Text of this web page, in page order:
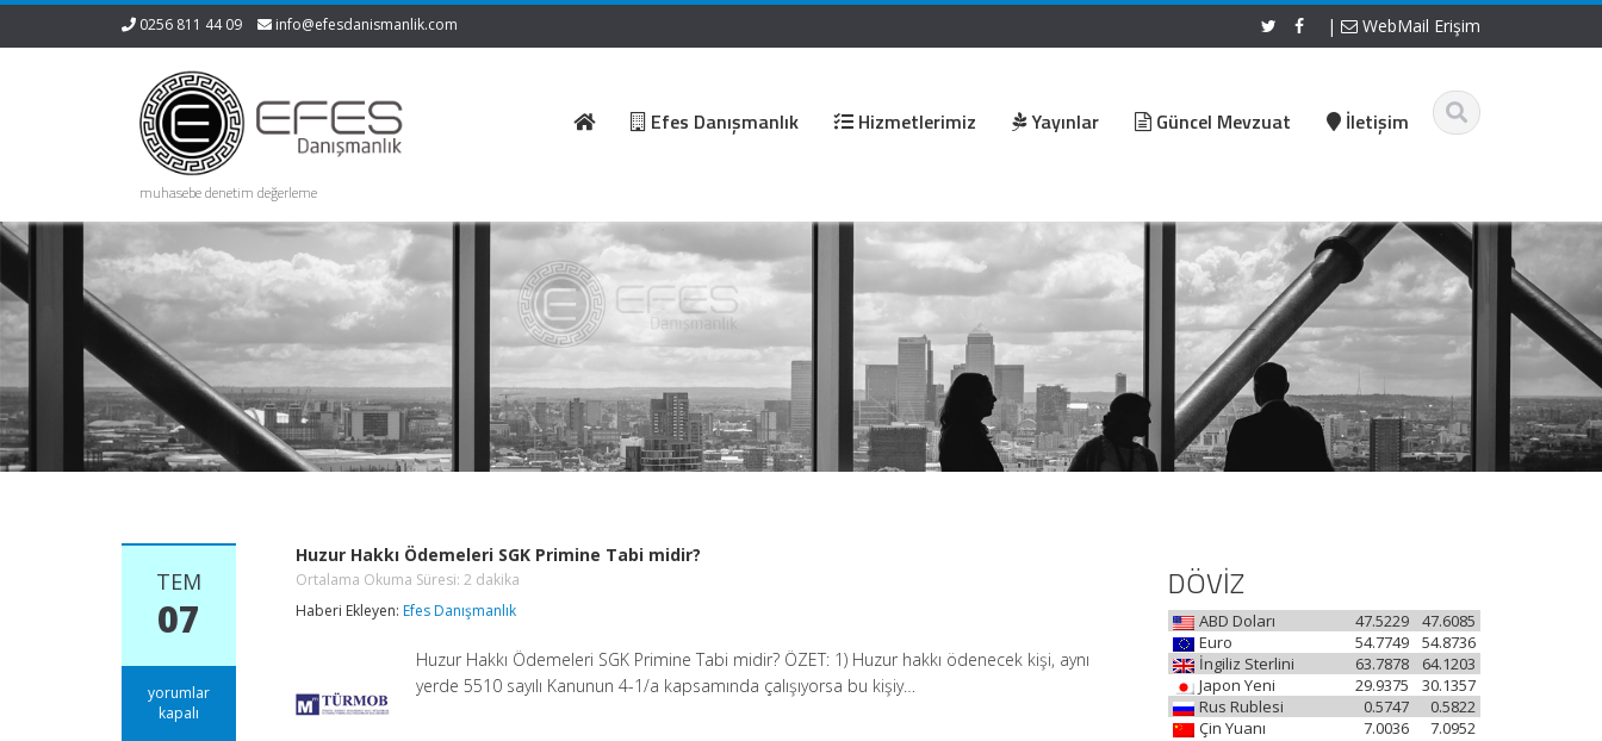
0256 811 44 09 info@efesdanismanlik.com | WebMail Erişim
muhasebe denetim değerleme
Efes Danışmanlık Hizmetlerimiz Yayınlar Güncel Mevzuat İletişim
TEM
07
Huzur
Hakkı
yorumlar
kapalı
Huzur Hakkı Ödemeleri SGK Primine Tabi midir?
Ortalama Okuma Süresi:2 dakika
Haberi Ekleyen:Efes Danışmanlık
Huzur Hakkı Ödemeleri SGK Primine Tabi midir? ÖZET: 1) Huzur hakkı ödenecek kişi, aynı
yerde 5510 sayılı Kanunun 4-1/a kapsamında çalışıyorsa bu kişiy…
DÖVİZ
ABD Doları 47.6085
47.5229
Euro
54.8736
54.7749
İngiliz Sterlini
64.1203
63.7878
Japon Yeni
30.1357
29.9375
Rus Rublesi
0.5822
0.5747
Çin Yuanı
7.0952
7.0036